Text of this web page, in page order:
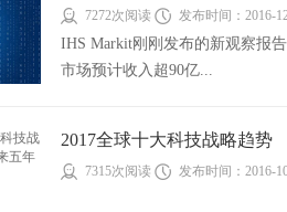
7272次阅读 发布时间：2016-
IHS Markit刚刚发布的新观察报
市场预计收入超90亿...
2017全球十大科技战略趋
7315次阅读 发布时间：2016-